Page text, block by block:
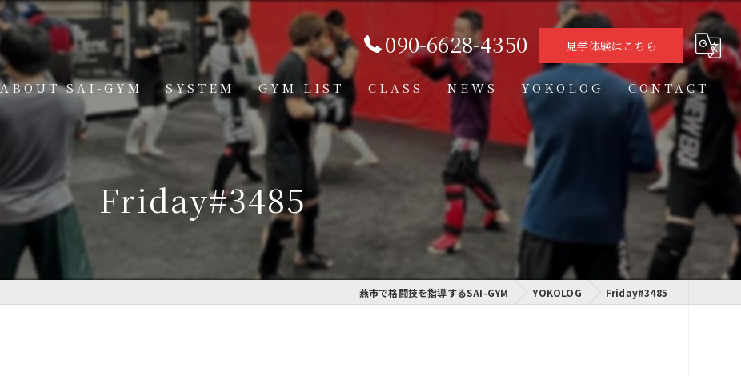
090-6628-4350 見学体験はこちら
ABOUT SAI-GYM
INSTRUCTOR
FAQ
FIGHTER
ACCESS
SYSTEM GYM LIST
見附道場
CLASS
学習クラス
通信制高校学習センター
NEWS YOKOLOG CONTACT
Friday#3485
燕市で格闘技を指導するSAI-GYM YOKOLOG Friday#3485